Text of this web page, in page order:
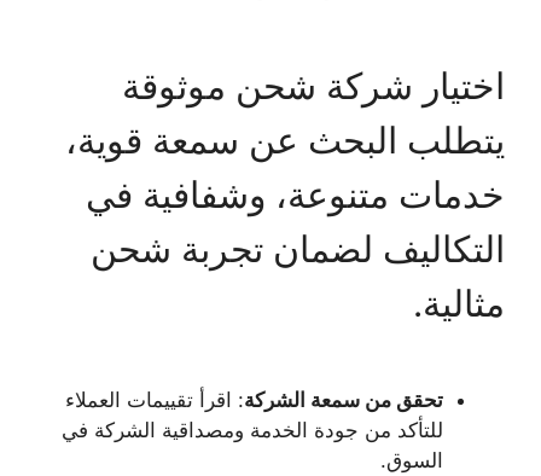
اختيار شركة شحن موثوقة
يتطلب البحث عن سمعة قوية،
خدمات متنوعة، وشفافية في
التكاليف لضمان تجربة شحن
مثالية.
تحقق من سمعة الشركة: اقرأ تقييمات العملاء
للتأكد من جودة الخدمة ومصداقية الشركة في
السوق.